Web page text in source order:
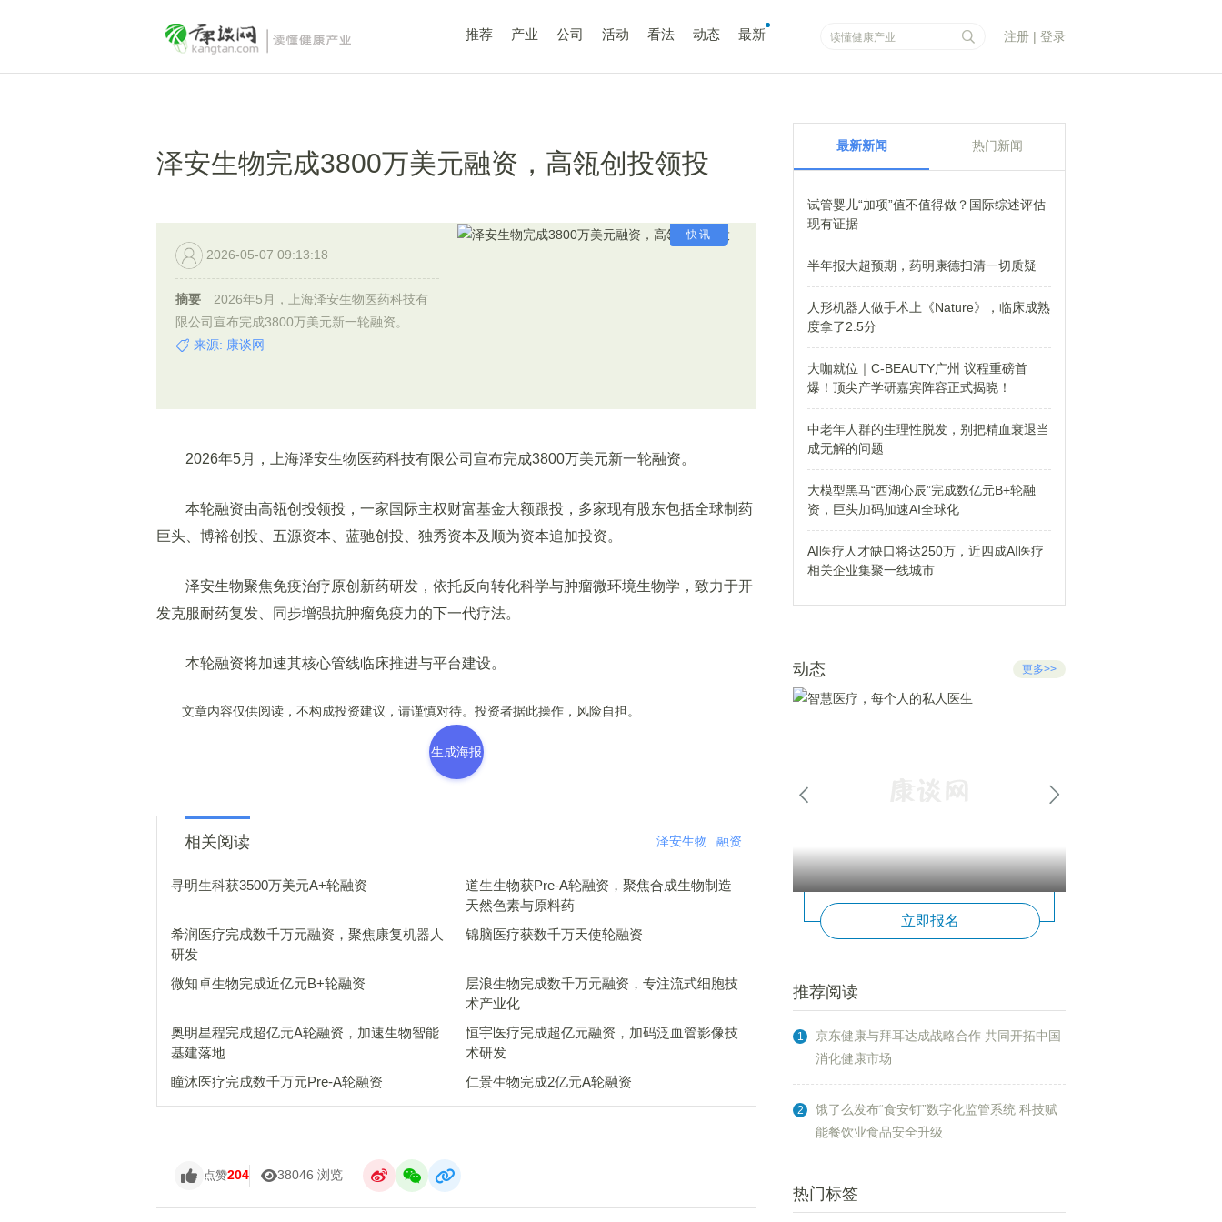
推荐 产业 公司 活动 看法 动态 最新 注册 | 登录
泽安生物完成3800万美元融资，高瓴创投领投
快讯
2026-05-07 09:13:18
摘要
2026年5月，上海泽安生物医药科技有
限公司宣布完成3800万美元新一轮融资。
来源: 康谈网
2026年5月，上海泽安生物医药科技有限公司宣布完成3800万美元新一轮融资。
本轮融资由高瓴创投领投，一家国际主权财富基金大额跟投，多家现有股东包括全球制药
巨头、博裕创投、五源资本、蓝驰创投、独秀资本及顺为资本追加投资。
泽安生物聚焦免疫治疗原创新药研发，依托反向转化科学与肿瘤微环境生物学，致力于开
发克服耐药复发、同步增强抗肿瘤免疫力的下一代疗法。
本轮融资将加速其核心管线临床推进与平台建设。
文章内容仅供阅读，不构成投资建议，请谨慎对待。投资者据此操作，风险自担。
生成海报
相关阅读 泽安生物 融资
寻明生科获3500万美元A+轮融资
道生生物获Pre-A轮融资，聚焦合成生物制造
天然色素与原料药
希润医疗完成数千万元融资，聚焦康复机器人
研发
锦脑医疗获数千万天使轮融资
微知卓生物完成近亿元B+轮融资
层浪生物完成数千万元融资，专注流式细胞技
术产业化
奥明星程完成超亿元A轮融资，加速生物智能
基建落地
恒宇医疗完成超亿元融资，加码泛血管影像技
术研发
瞳沐医疗完成数千万元Pre-A轮融资
仁景生物完成2亿元A轮融资
点赞204 38046 浏览
最新新闻 热门新闻
试管婴儿“加项”值不值得做？国际综述评估
现有证据
半年报大超预期，药明康德扫清一切质疑
人形机器人做手术上《Nature》，临床成熟
度拿了2.5分
大咖就位｜C-BEAUTY广州 议程重磅首
爆！顶尖产学研嘉宾阵容正式揭晓！
中老年人群的生理性脱发，别把精血衰退当
成无解的问题
大模型黑马“西湖心辰”完成数亿元B+轮融
资，巨头加码加速AI全球化
AI医疗人才缺口将达250万，近四成AI医疗
相关企业集聚一线城市
动态 更多>>
立即报名
推荐阅读
1
京东健康与拜耳达成战略合作 共同开拓中国
消化健康市场
2
饿了么发布“食安钉”数字化监管系统 科技赋
能餐饮业食品安全升级
热门标签